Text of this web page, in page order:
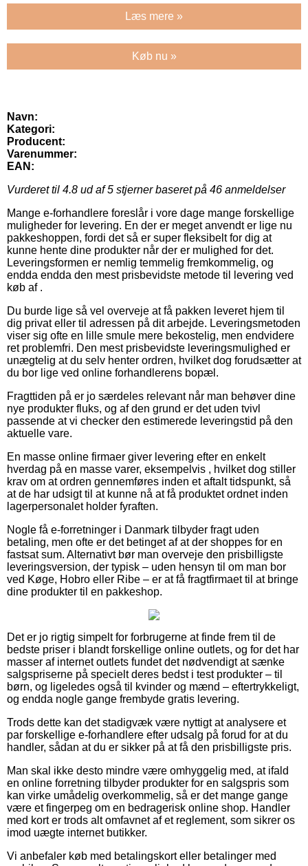
Læs mere »
Køb nu »
Navn:
Kategori:
Producent:
Varenummer:
EAN:
Vurderet til 4.8 ud af 5 stjerner baseret på 46 anmeldelser
Mange e-forhandlere foreslår i vore dage mange forskellige
muligheder for levering. En der er meget anvendt er lige nu
pakkeshoppen, fordi det så er super fleksibelt for dig at
kunne hente dine produkter når der er mulighed for det.
Leveringsformen er nemlig temmelig fremkommelig, og
endda endda den mest prisbevidste metode til levering ved
køb af .
Du burde lige så vel overveje at få pakken leveret hjem til
dig privat eller til adressen på dit arbejde. Leveringsmetoden
viser sig ofte en lille smule mere bekostelig, men endvidere
ret problemfri. Den mest prisbevidste leveringsmulighed er
unægtelig at du selv henter ordren, hvilket dog forudsætter at
du bor lige ved online forhandlerens bopæl.
Fragttiden på er jo særdeles relevant når man behøver dine
nye produkter fluks, og af den grund er det uden tvivl
passende at vi checker den estimerede leveringstid på den
aktuelle vare.
En masse online firmaer giver levering efter en enkelt
hverdag på en masse varer, eksempelvis , hvilket dog stiller
krav om at ordren gennemføres inden et aftalt tidspunkt, så
at de har udsigt til at kunne nå at få produktet ordnet inden
lagerpersonalet holder fyraften.
Nogle få e-forretninger i Danmark tilbyder fragt uden
betaling, men ofte er det betinget af at der shoppes for en
fastsat sum. Alternativt bør man overveje den prisbilligste
leveringsversion, der typisk – uden hensyn til om man bor
ved Køge, Hobro eller Ribe – er at få fragtfirmaet til at bringe
dine produkter til en pakkeshop.
Det er jo rigtig simpelt for forbrugerne at finde frem til de
bedste priser i blandt forskellige online outlets, og for det har
masser af internet outlets fundet det nødvendigt at sænke
salgspriserne på specielt deres bedst i test produkter – til
børn, og ligeledes også til kvinder og mænd – eftertrykkeligt,
og endda nogle gange frembyde gratis levering.
Trods dette kan det stadigvæk være nyttigt at analysere et
par forskellige e-forhandlere efter udsalg på forud for at du
handler, sådan at du er sikker på at få den prisbilligste pris.
Man skal ikke desto mindre være omhyggelig med, at ifald
en online forretning tilbyder produkter for en salgspris som
kan virke umådelig overkommelig, så er det mange gange
være et fingerpeg om en bedragerisk online shop. Handler
med kort er trods alt omfavnet af et reglement, som sikrer os
imod uægte internet butikker.
Vi anbefaler køb med betalingskort eller betalinger med